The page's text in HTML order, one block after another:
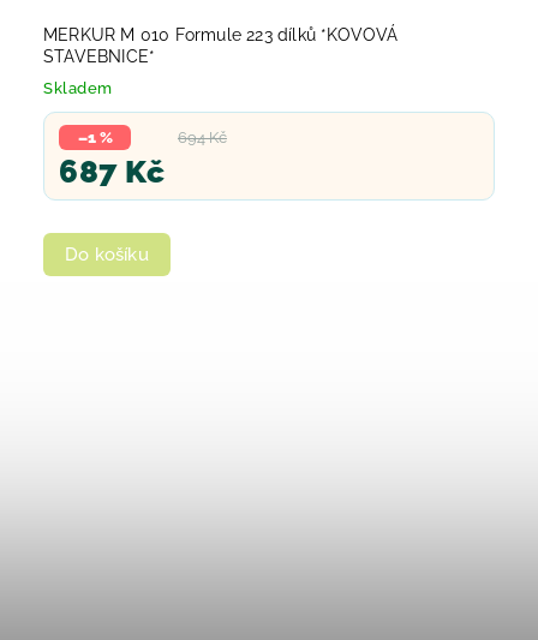
MERKUR M 010 Formule 223 dílků *KOVOVÁ
STAVEBNICE*
Skladem
694 Kč
–1 %
687 Kč
Do košíku